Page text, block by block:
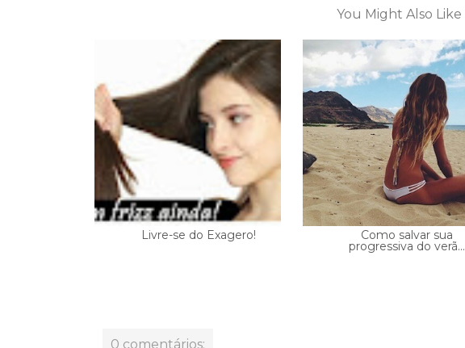
You Might Also Like
Livre-se do Exagero! Como salvar sua
progressiva do verã...
0 comentários: